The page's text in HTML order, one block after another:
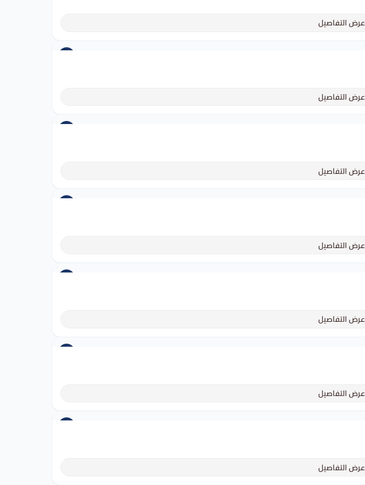
عرض التفاصيل
عرض التفاصيل
عرض التفاصيل
عرض التفاصيل
عرض التفاصيل
عرض التفاصيل
عرض التفاصيل